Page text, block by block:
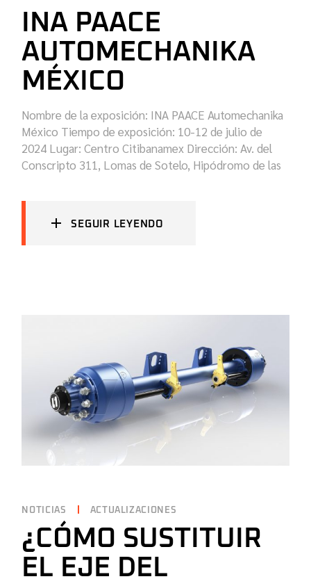
INA PAACE
AUTOMECHANIKA
MÉXICO
Nombre de la exposición: INA PAACE Automechanika
México Tiempo de exposición: 10-12 de julio de
2024 Lugar: Centro Citibanamex Dirección: Av. del
Conscripto 311, Lomas de Sotelo, Hipódromo de las
SEGUIR LEYENDO
NOTICIAS ACTUALIZACIONES
¿CÓMO SUSTITUIR
EL EJE DEL